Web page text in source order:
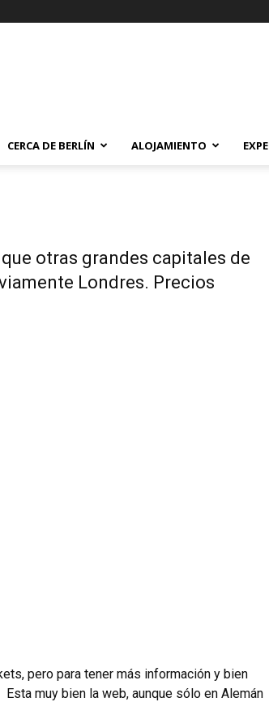
CERCA DE BERLÍN ALOJAMIENTO
otras grandes capitales de
Londres. Precios
pero para tener más información y bien
Esta muy bien la web, aunque sólo en Alemán